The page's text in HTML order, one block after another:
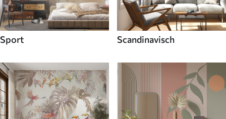
Sport Scandinavisch